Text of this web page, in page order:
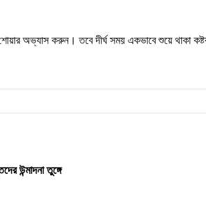
অভ্যাস করুন। তবে দীর্ঘ সময় একভাবে শুয়ে থাকা
উন্মাদনা তুঙ্গে